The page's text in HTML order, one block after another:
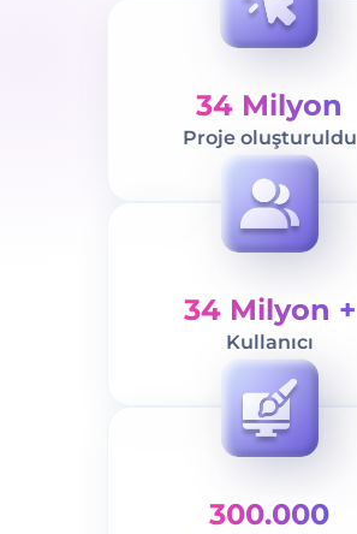
34 Milyon
Proje oluşturuldu
34 Milyon +
Kullanıcı
300.000